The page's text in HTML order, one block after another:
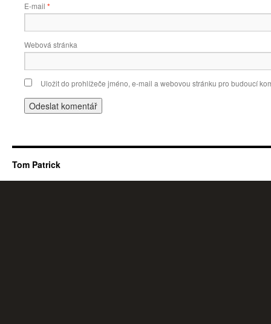
E-mail *
Webová stránka
Uložit do prohlížeče jméno, e-mail a webovou stránku pro budoucí
Tom Patrick